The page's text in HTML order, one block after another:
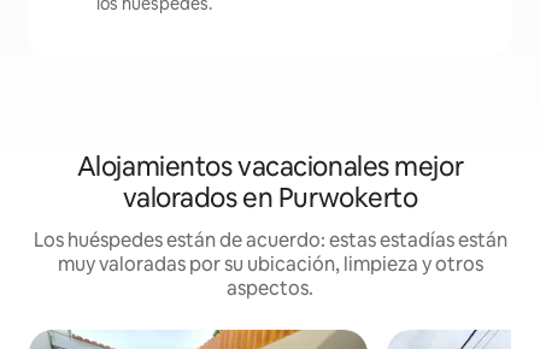
Alojamientos vacacionales mejor
valorados en Purwokerto
Los huéspedes están de acuerdo: estas estadías están
muy valoradas por su ubicación, limpieza y otros
aspectos.